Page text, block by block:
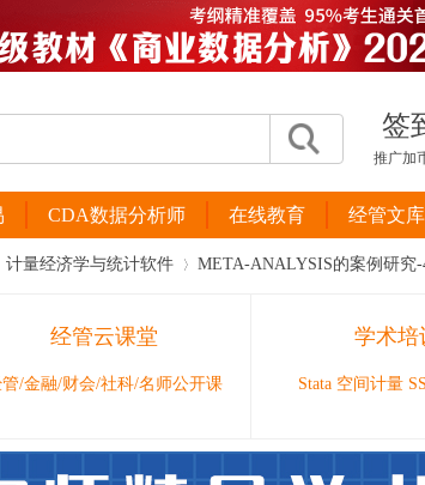
签
推广加
CDA数据分析师 在线教育 经管文库
计量经济学与统计软件 META-ANALYSIS的案例研究-
经管云课堂
/金融/财会/社科/名师公开课
学术培
Stata 空间计量